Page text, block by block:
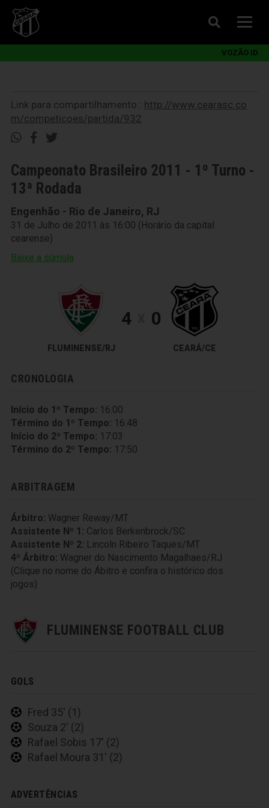
VOZÃO ID
Link para compartilhamento:: http://www.cearasc.co
m/competicoes/partida/932
Campeonato Brasileiro 2011 - 1º Turno -
13ª Rodada
Engenhão - Rio de Janeiro, RJ
31 de Julho de 2011 às 16:00 (Horário da capital
cearense)
Baixe a súmula
FLUMINENSE/RJ
4 0
CEARÁ/CE
CRONOLOGIA
Início do 1º Tempo: 16:00
Término do 1º Tempo: 16:48
Início do 2º Tempo: 17:03
Término do 2º Tempo: 17:50
ARBITRAGEM
Árbitro: Wagner Reway/MT
Assistente Nº 1: Carlos Berkenbrock/SC
Assistente Nº 2: Lincoln Ribeiro Taques/MT
4º Árbitro: Wagner do Nascimento Magalhaes/RJ
(Clique no nome do Ábitro e confira o histórico dos
jogos)
FLUMINENSE FOOTBALL CLUB
GOLS
Fred 35' (1)
Souza 2' (2)
Rafael Sobis 17' (2)
Rafael Moura 31' (2)
ADVERTÊNCIAS